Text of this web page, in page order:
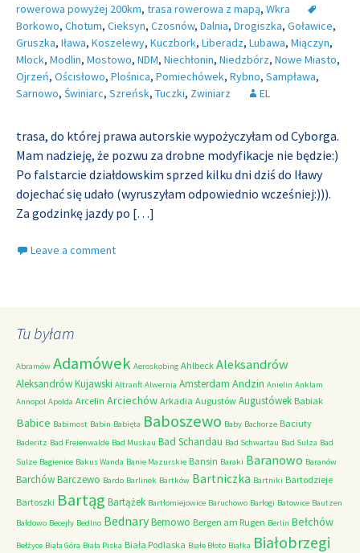
rowerowa powyżej 200km, trasa rowerowa z mapą, Wkra
Borkowo, Chotum, Cieksyn, Czosnów, Dalnia, Drogiszka, Goławice,
Gruszka, Iława, Koszelewy, Kuczbork, Liberadz, Lubawa, Miączyn,
Mlock, Modlin, Mostowo, NDM, Niechłonin, Niedzbórz, Nowe Miasto,
Ojrzeń, Ościsłowo, Plośnica, Pomiechówek, Rybno, Sampława,
Sarnowo, Świniarc, Szreńsk, Tuczki, Zwiniarz EL
trasa, do której prawa autorskie wypożyczyłam od Cyborga.
Mam nadzieję, że pozwu za drobne modyfikacje nie będzie:)
Po falstarcie działdowskim sprzed kilku dni dziś do Iławy
dojechać się udało (wyruszyłam odpowiednio wcześniej:))).
Za godzinkę jazdy po […]
Leave a comment
Tu byłam
Abramów Adamówek Aeroskobing Ahlbeck Aleksandrów
Aleksandrów Kujawski Altranft Alwernia Amsterdam Andzin Anielin Anklam
Annopol Apolda Arcelin Arciechów Arkadia Augustów Augustówek Babiak
Babice Babimost Babin Babięta Baboszewo Baby Bachorze Baciuty
Baderitz Bad Freienwalde Bad Muskau Bad Schandau Bad Schwartau Bad Sulza Bad
Sulze Bagienice Bakus Wanda Banie Mazurskie Bansin Baraki Baranowo Baranów
BarchówBarczewo Bardo Barlinek Bartków Bartniczka Bartniki Bartodzieje
Bartoszki Bartąg Bartążek Bartłomiejowice Baruchowo Barłogi Batowice Bautzen
Bałdowo Becejły Bedlno BednaryBemowo Bergen am Rugen Berlin Bełchów
Bełżyce Biała Góra Biała Piska Biała Podlaska Białe Błoto Białka Białobrzegi